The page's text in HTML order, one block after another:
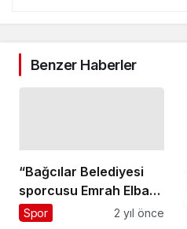
Benzer Haberler
“Bağcılar Belediyesi
sporcusu Emrah Elban,
milli takıma yardımcı
Spor 2 yıl önce